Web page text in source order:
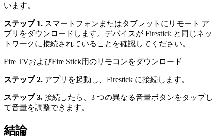
います。
ステップ 1. スマートフォンまたはタブレットにリモート ア
プリをダウンロードします。デバイスが Firestick と同じネッ
トワークに接続されていることを確認してください。
Fire TVおよびFire Stick用のリモコンをダウンロード
ステップ 2. アプリを起動し、Firestick に接続します。
ステップ 3. 接続したら、3 つの異なる音量ボタンをタップし
て音量を調整できます。
結論